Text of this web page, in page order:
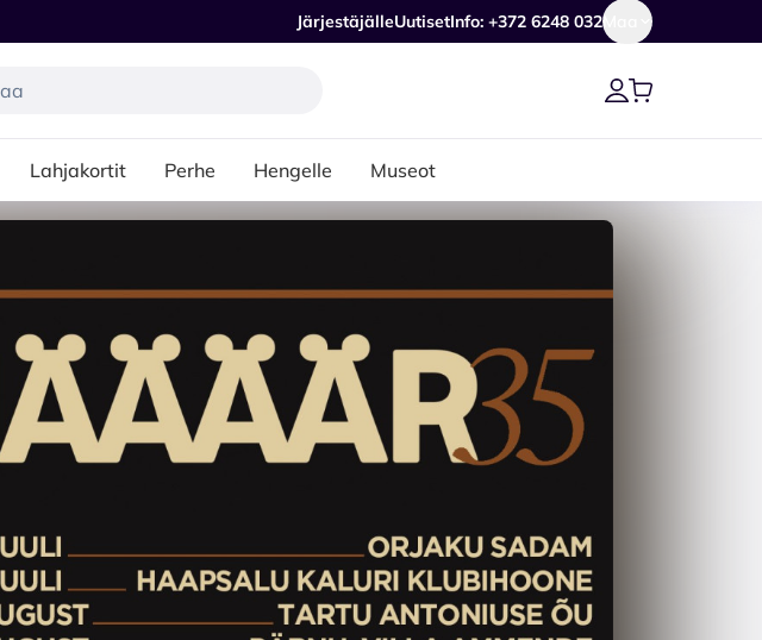
JärjestäjälleUutisetInfo: +372 6248 032Maa
Lahjakortit Perhe Hengelle Museot